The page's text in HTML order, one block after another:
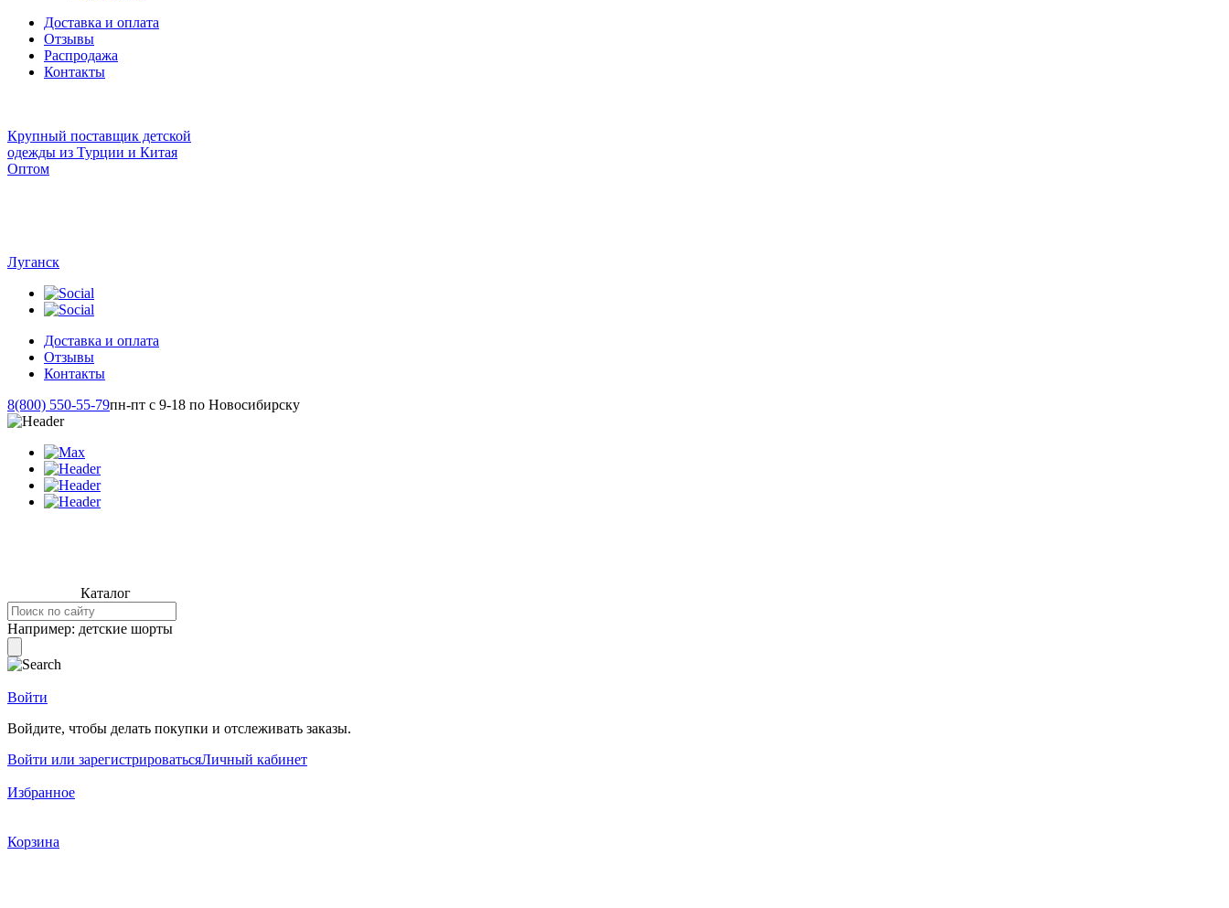
Доставка и оплата
Отзывы
Распродажа
Контакты
Крупный поставщик детской
одежды из Турции и Китая
Оптом
Луганск
Доставка и оплата
Отзывы
Контакты
8(800) 550-55-79пн-пт с 9-18 по Новосибирску
Каталог
Например: детские шорты
Войти
Войдите, чтобы делать покупки и отслеживать заказы.
Войти или зарегистрироватьсяЛичный кабинет
Избранное
Корзина